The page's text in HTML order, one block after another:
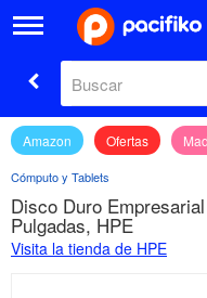
Amazon Ofertas
Cómputo y Tablets
Disco Duro
Pulgadas, HPE
Visita la tienda de HPE